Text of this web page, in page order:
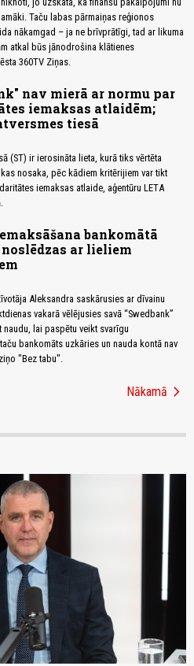
Taču labas pārmaiņas reģionos
nākamgad – ja ne brīvprātīgi, tad ar likuma
atkal būs jānodrošina klātienes
360TV Ziņas.
nav mierā ar normu par
iemaksas atlaidēm;
tiesā
(ST) ir ierosināta lieta, kurā tiks vērtēta
nosaka, pēc kādiem kritērijiem var tikt
iemaksas atlaide, aģentūru LETA
bankomātā
ar lieliem
Aleksandra saskārusies ar dīvainu
vakarā vēlējusies savā “Swedbank”
naudu, lai paspētu veikt svarīgu
bankomāts uzkāries un nauda kontā nav
"Bez tabu".
Nākamā chevron_right